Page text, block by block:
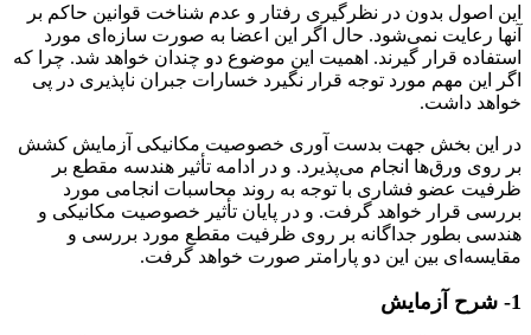
این اصول بدون در نظرگیری رفتار و عدم شناخت قوانین حاکم بر
آنها رعایت نمی‌شود. حال اگر این اعضا به صورت سازه‌ای مورد
استفاده قرار گیرند. اهمیت این موضوع دو چندان خواهد شد. چرا که
اگر این مهم مورد توجه قرار نگیرد خسارات جبران ناپذیری در پی
خواهد داشت.
در این بخش جهت بدست آوری خصوصیت مکانیکی آزمایش کشش
بر روی ورق‌ها انجام می‌پذیرد. و در ادامه تأثیر هندسه مقطع بر
ظرفیت عضو فشاری با توجه به روند محاسبات انجامی مورد
بررسی قرار خواهد گرفت. و در پایان تأثیر خصوصیت مکانیکی و
هندسی بطور جداگانه بر روی ظرفیت مقطع مورد بررسی و
مقایسه‌ای بین این دو پارامتر صورت خواهد گرفت.
1- شرح آزمایش